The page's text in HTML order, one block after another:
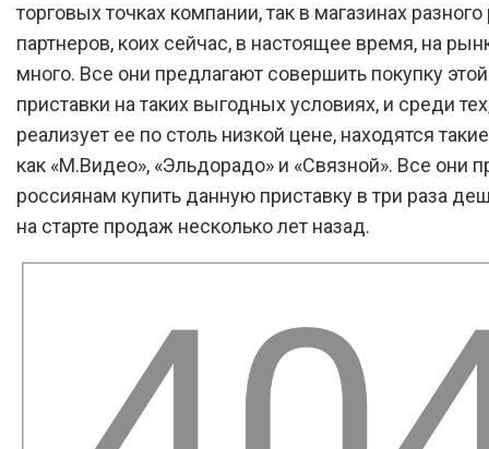
торговых точках компании, так в магазинах разного
партнеров, коих сейчас, в настоящее время, на
много. Все они предлагают совершить покупку
приставки на таких выгодных условиях, и среди
реализует ее по столь низкой цене, находятся
как «М.Видео», «Эльдорадо» и «Связной». Все они
россиянам купить данную приставку в три раза
на старте продаж несколько лет назад.